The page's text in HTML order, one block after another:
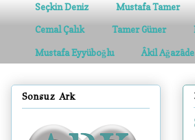
Seçkin Deniz Mustafa Tamer
Cemal Çalık Tamer Güner
Mustafa Eyyüboğlu Âkil Ağazâde
Sonsuz Ark